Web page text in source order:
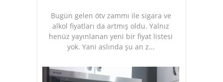
Bugün gelen ötv zammı ile sigara ve
alkol fiyatları da artmış oldu. Yalnız
henüz yayınlanan yeni bir fiyat listesi
yok. Yani aslında şu an z...